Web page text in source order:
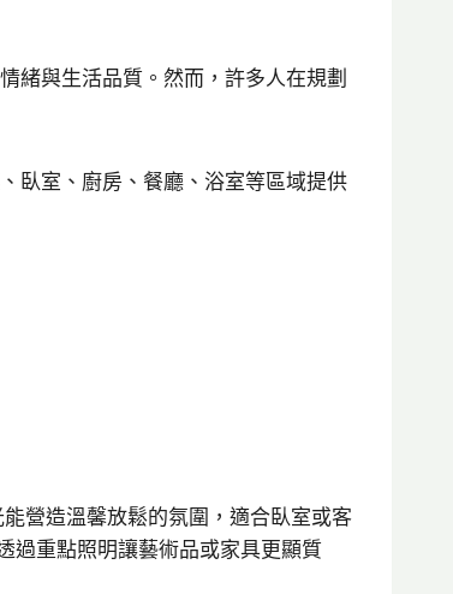
緒與生活品質。然而，許多人在規劃
臥室、廚房、餐廳、浴室等區域提供
營造溫馨放鬆的氛圍，適合臥室或客
過重點照明讓藝術品或家具更顯質